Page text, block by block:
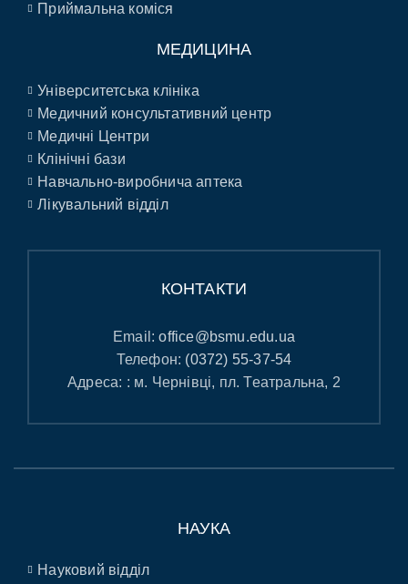
Приймальна коміся
МЕДИЦИНА
Університетська клініка
Медичний консультативний центр
Медичні Центри
Клінічні бази
Навчально-виробнича аптека
Лікувальний відділ
КОНТАКТИ
Email:office@bsmu.edu.ua
Телефон: (0372) 55-37-54
Адреса: : м. Чернівці, пл. Театральна, 2
НАУКА
Науковий відділ